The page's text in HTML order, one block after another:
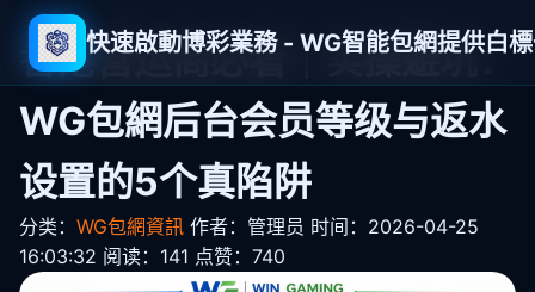
快速啟動博彩業務 - WG智能包網提供白
香港营运商必看｜实操避坑：
WG包網后台会员等级与返水
设置的5个真陷阱
分类： WG包網資訊 作者：管理员 时间：2026-04-25
16:03:32 阅读：141 点赞：740